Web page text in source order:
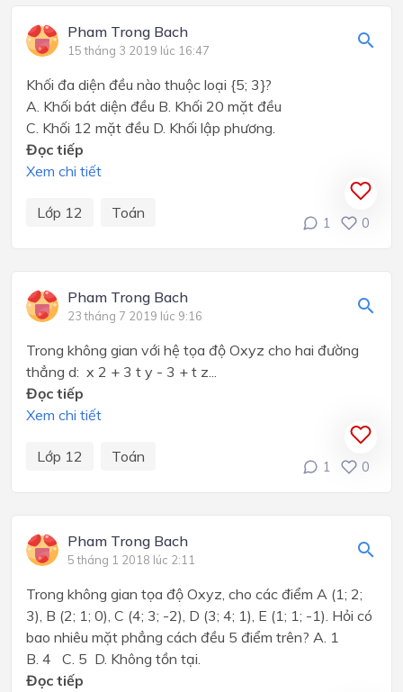
Pham Trong Bach
15 tháng 3 2019 lúc 16:47
Khối đa diện đều nào thuộc loại {5; 3}?
A. Khối bát diện đều B. Khối 20 mặt đều
C. Khối 12 mặt đều D. Khối lập phương.
Đọc tiếp
Xem chi tiết
Lớp 12 Toán
1 0
Pham Trong Bach
23 tháng 7 2019 lúc 9:16
Trong không gian với hệ tọa độ Oxyz cho hai đường
thẳng d: x 2 + 3 t y - 3 + t z...
Đọc tiếp
Xem chi tiết
Lớp 12 Toán
1 0
Pham Trong Bach
5 tháng 1 2018 lúc 2:11
Trong không gian tọa độ Oxyz, cho các điểm A (1; 2;
3), B (2; 1; 0), C (4; 3; -2), D (3; 4; 1), E (1; 1; -1). Hỏi có
bao nhiêu mặt phẳng cách đều 5 điểm trên? A. 1
B. 4 C. 5 D. Không tồn tại.
Đọc tiếp